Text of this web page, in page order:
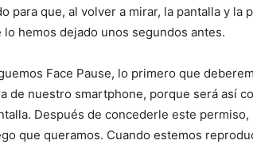
para que, al volver a mirar, la pantalla y la
lo hemos dejado unos segundos antes.
Face Pause, lo primero que
de nuestro smartphone, porque será así
Después de concederle este
que queramos. Cuando estemos